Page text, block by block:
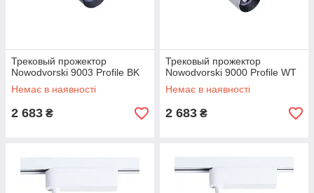
Трековый прожектор
Nowodvorski 9003 Profile BK
Немає в наявності
2 683 ₴
Трековый прожектор
Nowodvorski 9000 Profile WT
Немає в наявності
2 683 ₴